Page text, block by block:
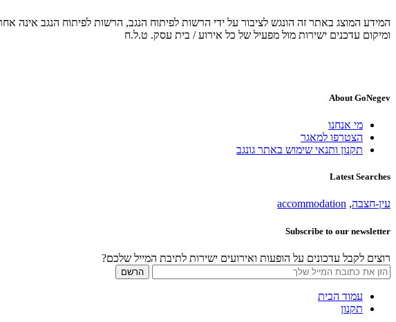
המידע המוצג באתר זה הונגש לציבור על ידי הרשות לפיתוח הנגב, הרשות לפיתוח הנגב אינה
ומיקום עדכנים ישירות מול מפעיל של כל אירוע / בית עסק. ט.ל.ח
About GoNegev
מי אנחנו
הצטרפו למאגר
תקנון ותנאי שימוש באתר גונגב
Latest Searches
עין-חצבה,
accommodation
Subscribe to our newsletter
רוצים לקבל עדכונים על הופעות ואירועים ישירות לתיבת המייל שלכם?
עמוד הבית
תקנון